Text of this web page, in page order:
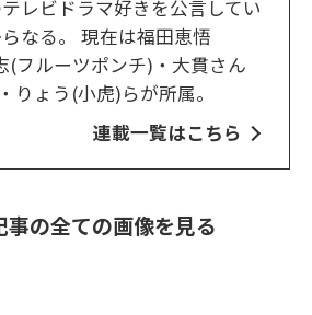
レビドラマ好きを公言してい
なる。 現在は福田恵悟
(フルーツポンチ)・大貫さん
りょう(小虎)らが所属。
連載一覧はこちら
事の全ての画像を見る